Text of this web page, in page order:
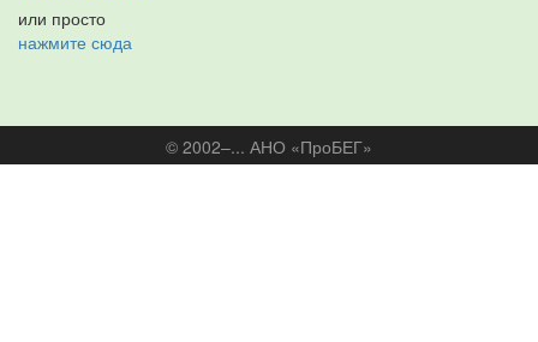
или просто
нажмите сюда
© 2002–... АНО «ПроБЕГ»